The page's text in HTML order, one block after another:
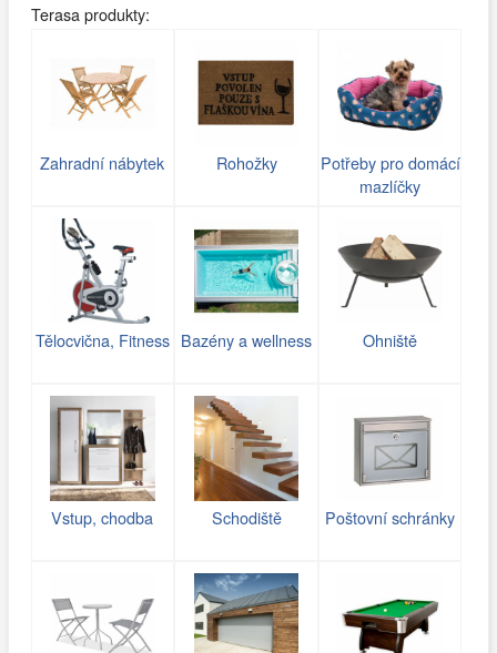
Terasa produkty:
Zahradní nábytek Rohožky
Potřeby pro domácí
mazlíčky
Tělocvična, Fitness Bazény a wellness Ohniště
Vstup, chodba Schodiště Poštovní schránky